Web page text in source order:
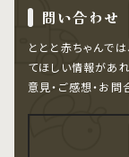
問い合わせ
ととと赤ちゃんで
てほしい情報があ
意見・ご感想・お問